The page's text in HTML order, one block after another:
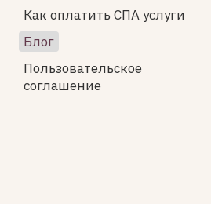
Как оплатить СПА услуги
Блог
Пользовательское
соглашение